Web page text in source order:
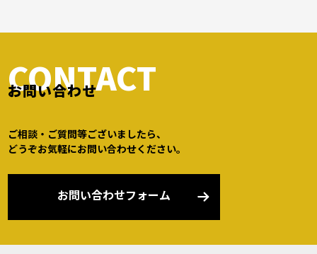
CONTACT
お問い合わせ
ご相談・ご質問等ございましたら、
どうぞお気軽にお問い合わせください。
お問い合わせフォーム